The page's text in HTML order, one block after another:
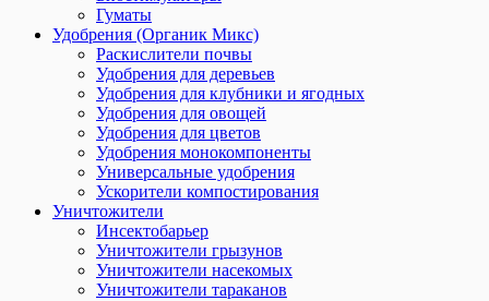
Гуматы
Удобрения (Органик Микс)
Раскислители почвы
Удобрения для деревьев
Удобрения для клубники и ягодных
Удобрения для овощей
Удобрения для цветов
Удобрения монокомпоненты
Универсальные удобрения
Ускорители компостирования
Уничтожители
Инсектобарьер
Уничтожители грызунов
Уничтожители насекомых
Уничтожители тараканов